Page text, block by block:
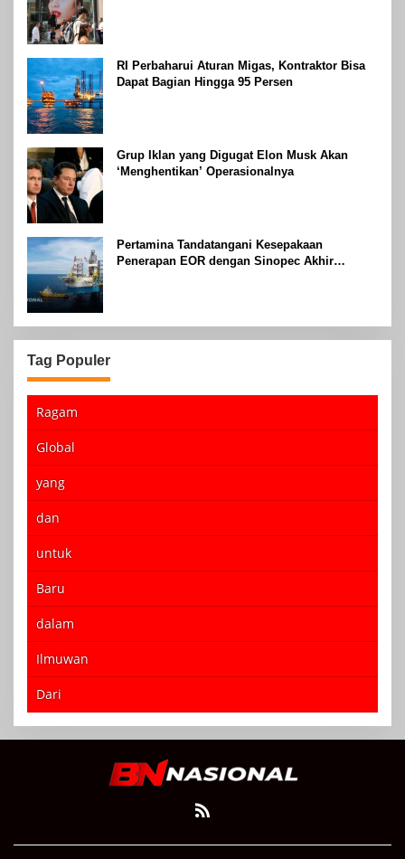
RI Perbaharui Aturan Migas, Kontraktor Bisa
Dapat Bagian Hingga 95 Persen
Grup Iklan yang Digugat Elon Musk Akan
‘Menghentikan’ Operasionalnya
Pertamina Tandatangani Kesepakaan
Penerapan EOR dengan Sinopec Akhir
Tag Populer
Ragam
Global
yang
dan
untuk
Baru
dalam
Ilmuwan
Dari